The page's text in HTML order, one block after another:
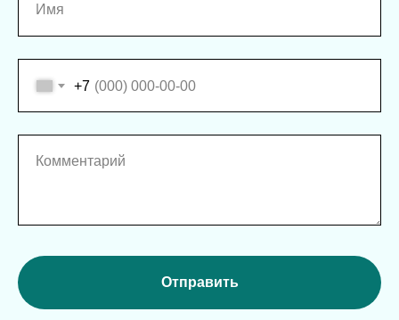
Имя
+7
Комментарий
Отправить